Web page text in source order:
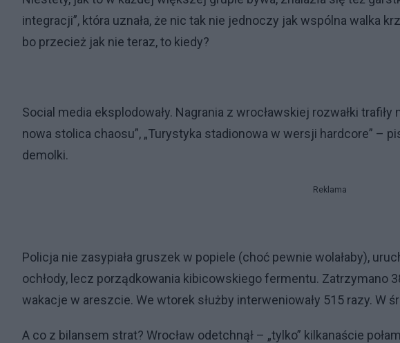
integracji”, która uznała, że nic tak nie jednoczy jak wspólna walka
bo przecież jak nie teraz, to kiedy?
Social media eksplodowały. Nagrania z wrocławskiej rozwałki
nowa stolica chaosu”, „Turystyka stadionowa w wersji hardcore” –
demolki.
Reklama
Policja nie zasypiała gruszek w popiele (choć pewnie wolałaby),
ochłody, lecz porządkowania kibicowskiego fermentu. Zatrzymano
wakacje w areszcie. We wtorek służby interweniowały 515 razy. W
A co z bilansem strat? Wrocław odetchnął – „tylko” kilkanaście